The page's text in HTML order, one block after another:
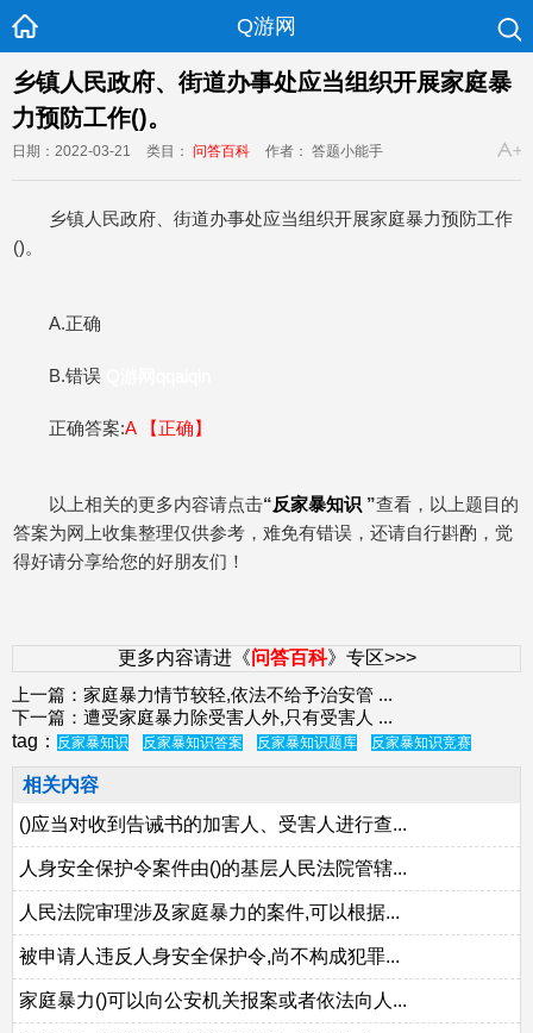
Q游网
乡镇人民政府、街道办事处应当组织开展家庭暴
力预防工作()。
日期：2022-03-21 类目： 问答百科 作者： 答题小能手
乡镇人民政府、街道办事处应当组织开展家庭暴力预防工作
()。
A.正确
B.错误
正确答案:A 【正确】
以上相关的更多内容请点击“反家暴知识 ”查看，以上题目的
答案为网上收集整理仅供参考，难免有错误，还请自行斟酌，觉
得好请分享给您的好朋友们！
更多内容请进《问答百科》专区>>>
上一篇： 家庭暴力情节较轻,依法不给予治安管 ...
下一篇： 遭受家庭暴力除受害人外,只有受害人 ...
tag： 反家暴知识 反家暴知识答案 反家暴知识题库 反家暴知识竞赛
相关内容
()应当对收到告诫书的加害人、受害人进行查...
人身安全保护令案件由()的基层人民法院管辖...
人民法院审理涉及家庭暴力的案件,可以根据...
被申请人违反人身安全保护令,尚不构成犯罪...
家庭暴力()可以向公安机关报案或者依法向人...